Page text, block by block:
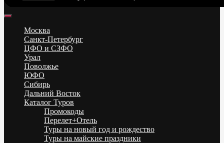
Низкие цены на путевки 3-7-10 ночей все включено, отдых на
море. Распродажа экскурсионных и горнолыжных туров.
Обновление каждый день. Официальный сайт Тур Сейл
Москва
Санкт-Петербург
ЦФО и СЗФО
Урал
Поволжье
ЮФО
Сибирь
Дальний Восток
Каталог Туров
Промокоды
Перелет+Отель
Туры на новый год и рождество
Туры на майские праздники